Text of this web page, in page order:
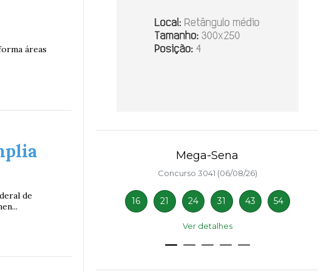
áreas
de
30
Mega-Sena
Concurso 3041 (06/08/26)
16 21 24 31 43 54
Ver detalhes